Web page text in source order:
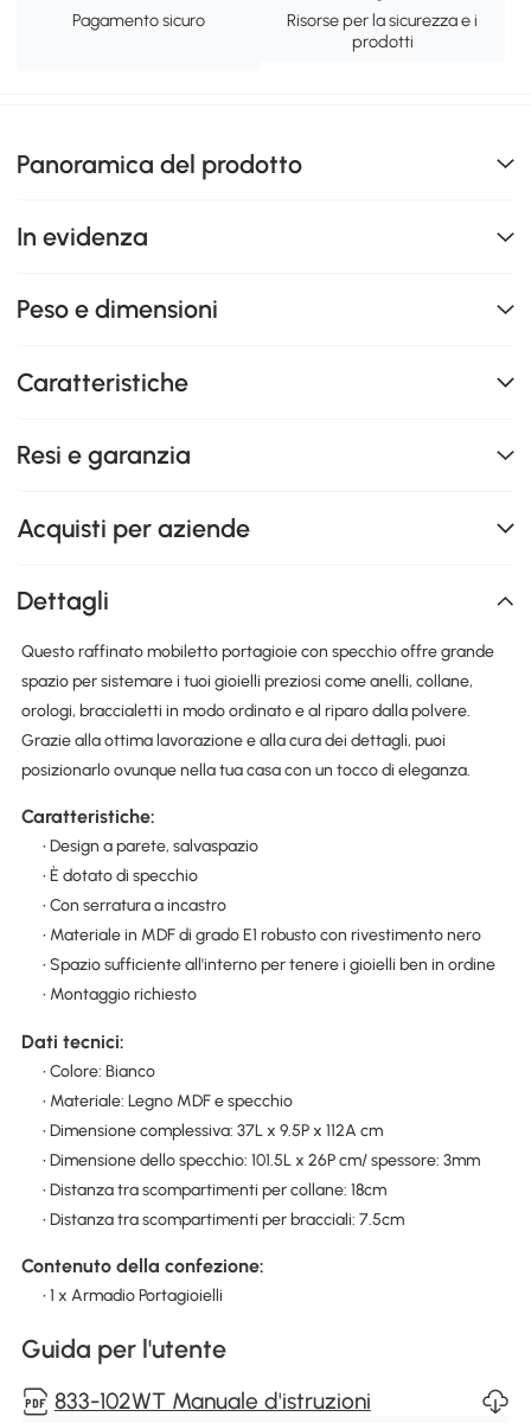
Pagamento sicuro
Risorse per la sicurezza e i
prodotti
Panoramica del prodotto
In evidenza
Peso e dimensioni
Caratteristiche
Resi e garanzia
Acquisti per aziende
Dettagli
Questo raffinato mobiletto portagioie con specchio offre grande
spazio per sistemare i tuoi gioielli preziosi come anelli, collane,
orologi, braccialetti in modo ordinato e al riparo dalla polvere.
Grazie alla ottima lavorazione e alla cura dei dettagli, puoi
posizionarlo ovunque nella tua casa con un tocco di eleganza.
Caratteristiche:
• Design a parete, salvaspazio
• È dotato di specchio
• Con serratura a incastro
• Materiale in MDF di grado E1 robusto con rivestimento nero
• Spazio sufficiente all'interno per tenere i gioielli ben in ordine
• Montaggio richiesto
Dati tecnici:
• Colore: Bianco
• Materiale: Legno MDF e specchio
• Dimensione complessiva: 37L x 9.5P x 112A cm
• Dimensione dello specchio: 101.5L x 26P cm/ spessore: 3mm
• Distanza tra scompartimenti per collane: 18cm
• Distanza tra scompartimenti per bracciali: 7.5cm
Contenuto della confezione:
• 1 x Armadio Portagioielli
Guida per l'utente
833-102WT Manuale d'istruzioni